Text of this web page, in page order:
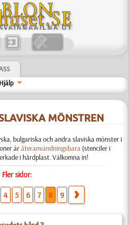
Hjälp
MÖNSTREN
bulgariska och andra slaviska mönster i
äråteranvändningsbara(stenciler i
i hårdplast. Välkomna in!
Fler sidor:
4 5 6 7 8 9